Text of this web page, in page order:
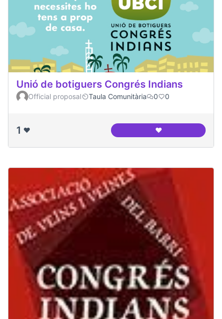
Unió de botiguers Congrés Indians
Official proposal Taula Comunitària 0 0
1 ❤️ ❤️Unió de botiguers